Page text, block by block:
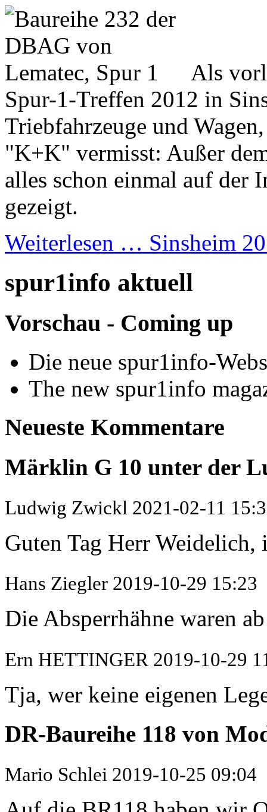
Als
Spur-1-Treffen 2012 in
Triebfahrzeuge und
"K+K" vermisst: Außer
alles schon einmal auf der
gezeigt.
Weiterlesen … Sinsheim
spur1info aktuell
Vorschau - Coming up
Die neue spur1info-
The new spur1info
Neueste Kommentare
Märklin G 10 unter der
Ludwig Zwickl 2021-02-11
Guten Tag Herr
Hans Ziegler 2019-10-29 15:23
Die Absperrhähne waren
Ern HETTINGER 2019-10-29
Tja, wer keine eigenen
DR-Baureihe 118 von
Mario Schlei 2019-10-25 09:04